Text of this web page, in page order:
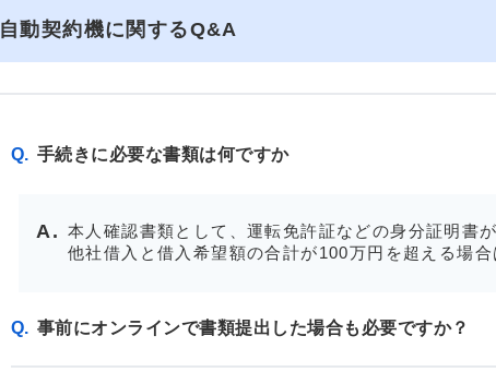
自動契約機に関するQ&A
Q. 手続きに必要な書類は何ですか
本人確認書類として、運転免許証などの身分証明書
他社借入と借入希望額の合計が100万円を超える場
Q. 事前にオンラインで書類提出した場合も必要ですか？